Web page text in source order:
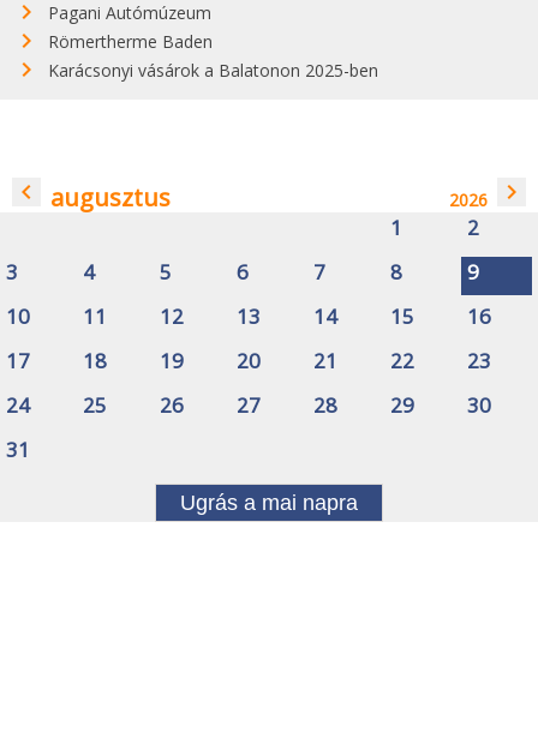
Pagani Autómúzeum
Römertherme Baden
Karácsonyi vásárok a Balatonon 2025-ben
navigate_before augusztus 2026 navigate_next
1
2
3
4 5 6 7 8
9
10
11 12 13 14 15
16
17
18 19 20 21 22
23
24
25 26 27 28 29
30
31
Ugrás a mai napra